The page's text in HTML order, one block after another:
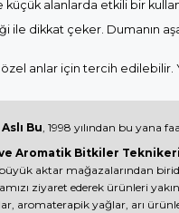
alanlarda etkili bir
ile dikkat çeker. Dumanın
anlar için tercih
Aslı Bu , 1998 yılından bu yana
Aromatik Bitkiler
aktar mağazalarından
ziyaret ederek ürünleri
aromaterapik yağlar, arı